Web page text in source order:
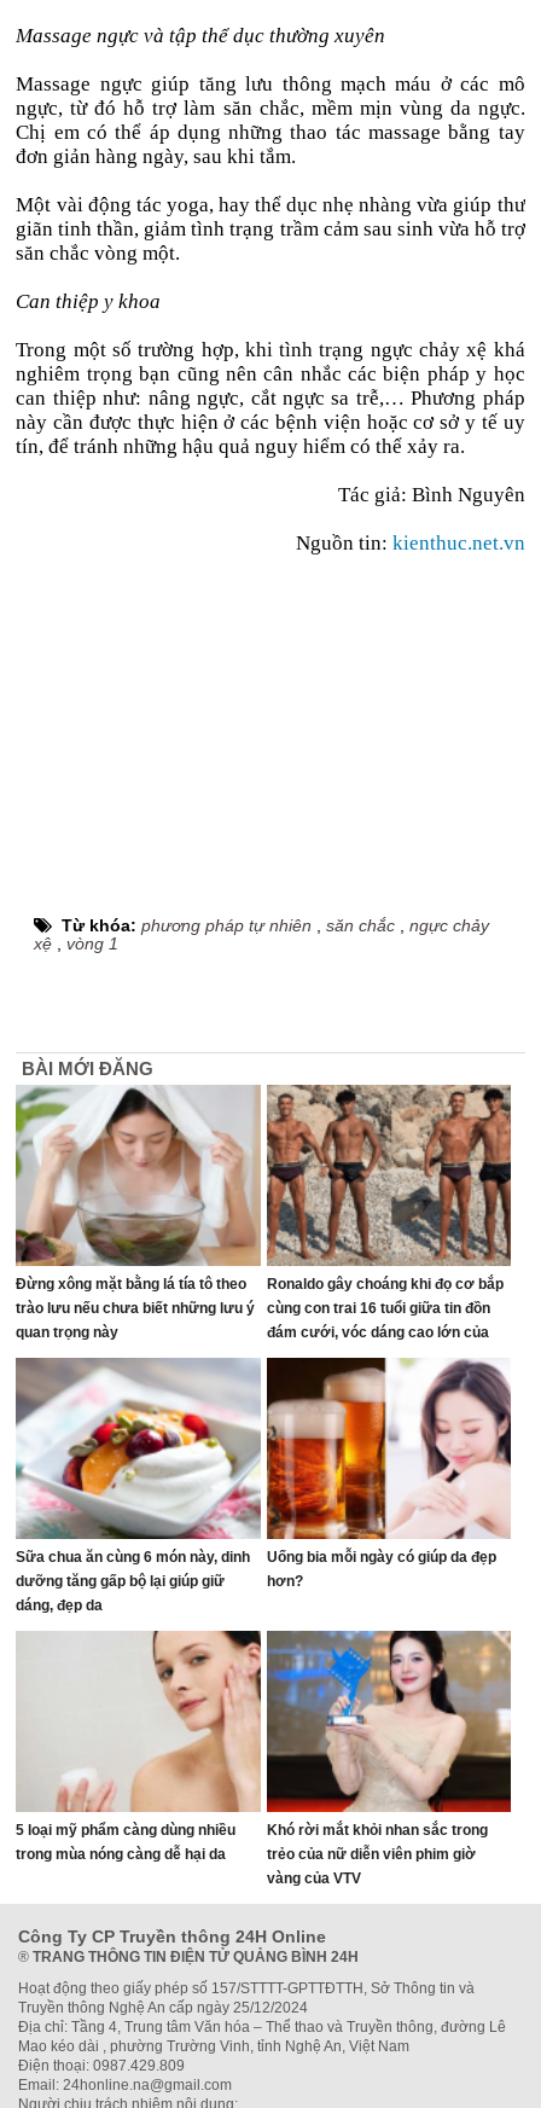
Massage ngực và tập thể dục thường xuyên
Massage ngực giúp tăng lưu thông mạch máu ở các mô
ngực, từ đó hỗ trợ làm săn chắc, mềm mịn vùng da ngực.
Chị em có thể áp dụng những thao tác massage bằng tay
đơn giản hàng ngày, sau khi tắm.
Một vài động tác yoga, hay thể dục nhẹ nhàng vừa giúp thư
giãn tinh thần, giảm tình trạng trầm cảm sau sinh vừa hỗ trợ
săn chắc vòng một.
Can thiệp y khoa
Trong một số trường hợp, khi tình trạng ngực chảy xệ khá
nghiêm trọng bạn cũng nên cân nhắc các biện pháp y học
can thiệp như: nâng ngực, cắt ngực sa trễ,… Phương pháp
này cần được thực hiện ở các bệnh viện hoặc cơ sở y tế uy
tín, để tránh những hậu quả nguy hiểm có thể xảy ra.
Tác giả: Bình Nguyên
Nguồn tin: kienthuc.net.vn
Từ khóa:phương pháp tự nhiên ,săn chắc ,ngực chảy
xệ ,vòng 1
BÀI MỚI ĐĂNG
Đừng xông mặt bằng lá tía tô theo
trào lưu nếu chưa biết những lưu ý
quan trọng này
Ronaldo gây choáng khi đọ cơ bắp
cùng con trai 16 tuổi giữa tin đồn
đám cưới, vóc dáng cao lớn của
người thừa kế đế chế tỷ đô chiếm
trọn spotlight
Sữa chua ăn cùng 6 món này, dinh
dưỡng tăng gấp bộ lại giúp giữ
dáng, đẹp da
Uống bia mỗi ngày có giúp da đẹp
hơn?
5 loại mỹ phẩm càng dùng nhiều
trong mùa nóng càng dễ hại da
Khó rời mắt khỏi nhan sắc trong
trẻo của nữ diễn viên phim giờ
vàng của VTV
Công Ty CP Truyền thông 24H Online
® TRANG THÔNG TIN ĐIỆN TỬ QUẢNG BÌNH 24H
Hoạt động theo giấy phép số 157/STTTT-GPTTĐTTH, Sở Thông tin và
Truyền thông Nghệ An cấp ngày 25/12/2024
Địa chỉ: Tầng 4, Trung tâm Văn hóa – Thể thao và Truyền thông, đường Lê
Mao kéo dài , phường Trường Vinh, tỉnh Nghệ An, Việt Nam
Điện thoại: 0987.429.809
Email: 24honline.na@gmail.com
Người chịu trách nhiệm nội dung: